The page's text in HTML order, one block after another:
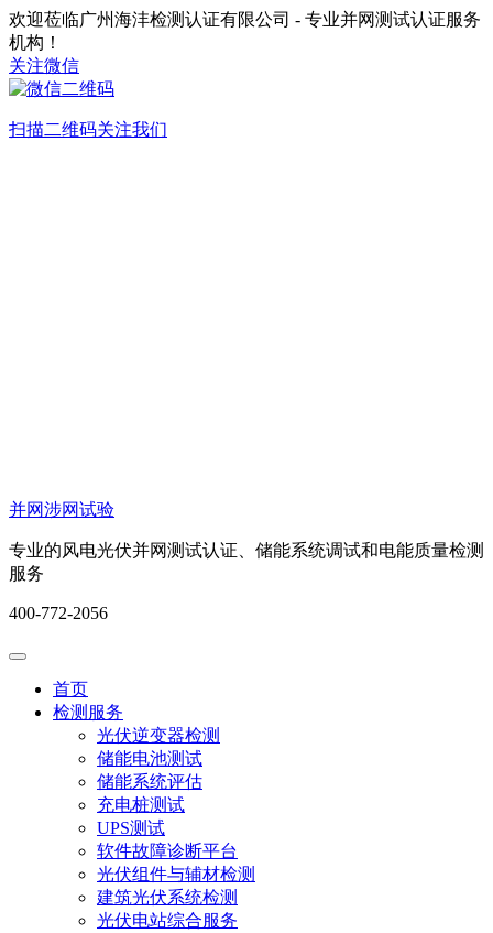
欢迎莅临广州海沣检测认证有限公司 - 专业并网测试认证服务
机构！
关注微信
扫描二维码关注我们
并网涉网试验
专业的风电光伏并网测试认证、储能系统调试和电能质量检测
服务
400-772-2056
首页
检测服务
光伏逆变器检测
储能电池测试
储能系统评估
充电桩测试
UPS测试
软件故障诊断平台
光伏组件与辅材检测
建筑光伏系统检测
光伏电站综合服务